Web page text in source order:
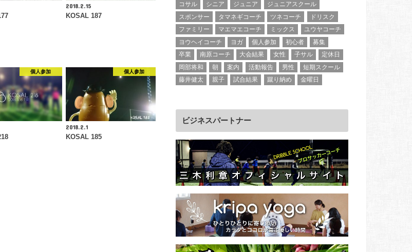
2018.2.15
KOSAL 187
個人参加 個人参加
2018.2.1
KOSAL 185
コサル
シニア ジュニア
ジュニアスクール
スポンサー
タマネギコーチ ツネコーチ
ドリスク
ファミリー
マエマエコーチ ミックス
ユウヤコーチ
ヨウヘイコーチ
ヨガ 個人参加 初心者
募集
卒業
南原コーチ 大会結果 女性 子サル
定休日
岡部将和
朝 案内 活動報告 男性
短期スクール
藤井健太
親子 試合結果 蹴り納め 金曜日
ビジネスパートナー